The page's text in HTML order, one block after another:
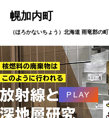
幌加内町
（ほろかないちょう）北海道 雨竜郡の町
PLAY